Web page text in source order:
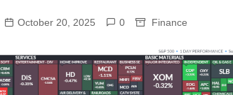
October 20, 2025 0 Finance